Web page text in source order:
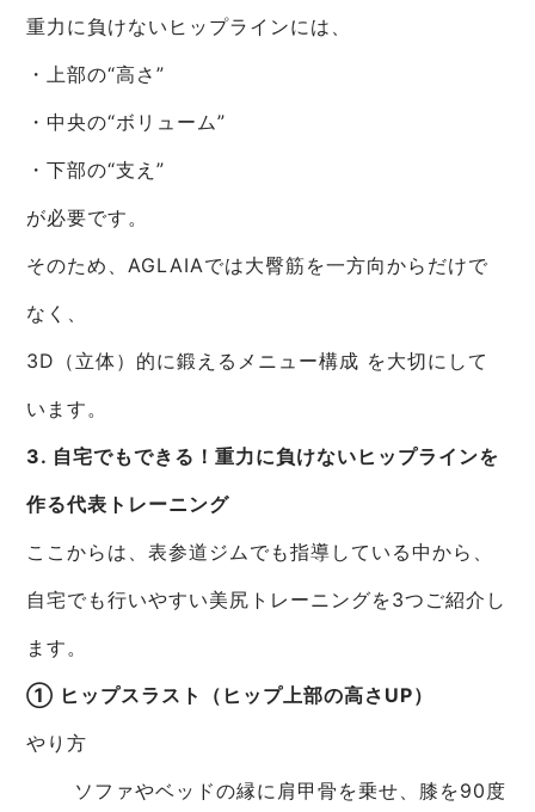
重力に負けないヒップラインには、
・上部の“高さ”
・中央の“ボリューム”
・下部の“支え”
が必要です。
そのため、AGLAIAでは大臀筋を一方向からだけで
なく、
3D（立体）的に鍛えるメニュー構成 を大切にして
います。
3. 自宅でもできる！重力に負けないヒップラインを
作る代表トレーニング
ここからは、表参道ジムでも指導している中から、
自宅でも行いやすい美尻トレーニングを3つご紹介し
ます。
① ヒップスラスト（ヒップ上部の高さUP）
やり方
ソファやベッドの縁に肩甲骨を乗せ、膝を90度